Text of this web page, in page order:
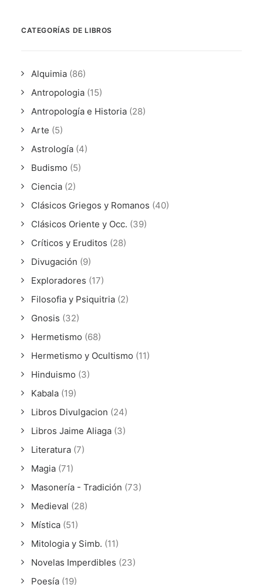
CATEGORÍAS DE LIBROS
Alquimia (86)
Antropologia (15)
Antropología e Historia (28)
Arte (5)
Astrología (4)
Budismo (5)
Ciencia (2)
Clásicos Griegos y Romanos (40)
Clásicos Oriente y Occ. (39)
Críticos y Eruditos (28)
Divugación (9)
Exploradores (17)
Filosofia y Psiquitria (2)
Gnosis (32)
Hermetismo (68)
Hermetismo y Ocultismo (11)
Hinduismo (3)
Kabala (19)
Libros Divulgacion (24)
Libros Jaime Aliaga (3)
Literatura (7)
Magia (71)
Masonería - Tradición (73)
Medieval (28)
Mística (51)
Mitologia y Simb. (11)
Novelas Imperdibles (23)
Poesía (19)